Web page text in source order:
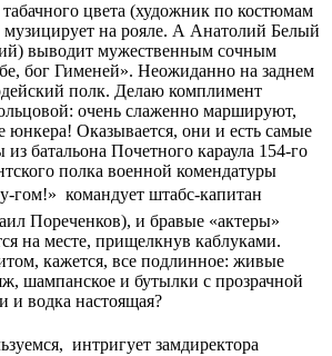
табачного цвета (художник по костюмам
на рояле. А Анатолий Белый
выводит мужественным сочным
бог Гименей». Неожиданно на заднем
полк. Делаю комплимент
очень слаженно маршируют,
юнкера! Оказывается, они и есть самые
батальона Почетного караула 154-го
полка военной комендатуры
 командует штабс-капитан
Пореченков), и бравые «актеры»
на месте, прищелкнув каблуками.
кажется, все подлинное: живые
шампанское и бутылки с прозрачной
и водка настоящая?
 интригует замдиректора